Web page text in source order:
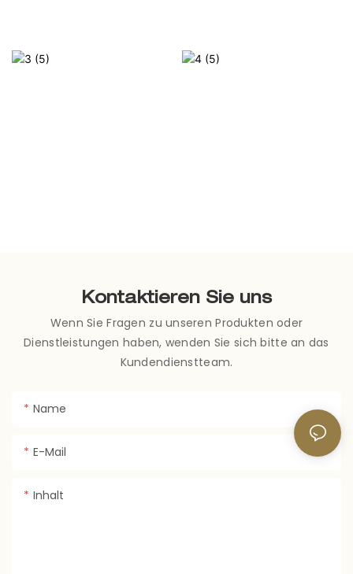
Kontaktieren Sie uns
Wenn Sie Fragen zu unseren Produkten oder
Dienstleistungen haben, wenden Sie sich bitte an das
Kundendienstteam.
Name
E-Mail
Inhalt